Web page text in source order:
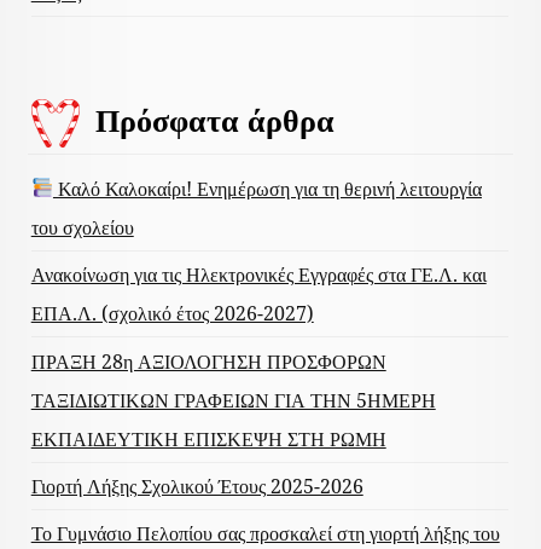
Πρόσφατα άρθρα
Καλό Καλοκαίρι! Ενημέρωση για τη θερινή λειτουργία
του σχολείου
Ανακοίνωση για τις Ηλεκτρονικές Εγγραφές στα ΓΕ.Λ. και
ΕΠΑ.Λ. (σχολικό έτος 2026-2027)
ΠΡΑΞΗ 28η ΑΞΙΟΛΟΓΗΣΗ ΠΡΟΣΦΟΡΩΝ
ΤΑΞΙΔΙΩΤΙΚΩΝ ΓΡΑΦΕΙΩΝ ΓΙΑ ΤΗΝ 5ΗΜΕΡΗ
ΕΚΠΑΙΔΕΥΤΙΚΗ ΕΠΙΣΚΕΨΗ ΣΤΗ ΡΩΜΗ
Γιορτή Λήξης Σχολικού Έτους 2025-2026
Το Γυμνάσιο Πελοπίου σας προσκαλεί στη γιορτή λήξης του